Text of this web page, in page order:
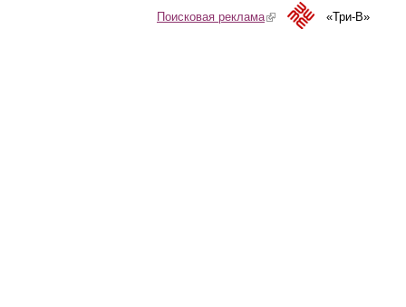
Поисковая реклама(link is external)«Три-В»